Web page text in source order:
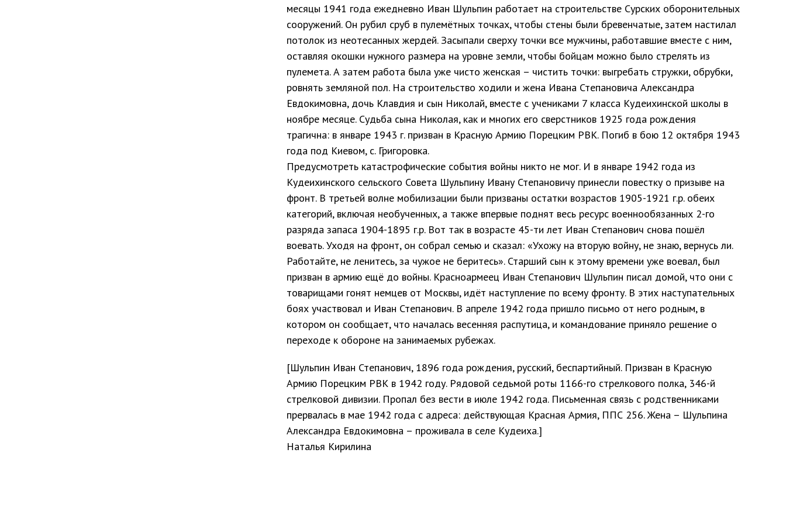
месяцы 1941 года ежедневно Иван Шульпин работает на строительстве Сурских оборонительных
сооружений. Он рубил сруб в пулемётных точках, чтобы стены были бревенчатые, затем настилал
потолок из неотесанных жердей. Засыпали сверху точки все мужчины, работавшие вместе с ним,
оставляя окошки нужного размера на уровне земли, чтобы бойцам можно было стрелять из
пулемета. А затем работа была уже чисто женская – чистить точки: выгребать стружки, обрубки,
ровнять земляной пол. На строительство ходили и жена Ивана Степановича Александра
Евдокимовна, дочь Клавдия и сын Николай, вместе с учениками 7 класса Кудеихинской школы в
ноябре месяце. Судьба сына Николая, как и многих его сверстников 1925 года рождения
трагична: в январе 1943 г. призван в Красную Армию Порецким РВК. Погиб в бою 12 октября 1943
года под Киевом, с. Григоровка.
Предусмотреть катастрофические события войны никто не мог. И в январе 1942 года из
Кудеихинского сельского Совета Шульпину Ивану Степановичу принесли повестку о призыве на
фронт. В третьей волне мобилизации были призваны остатки возрастов 1905-1921 г.р. обеих
категорий, включая необученных, а также впервые поднят весь ресурс военнообязанных 2-го
разряда запаса 1904-1895 г.р. Вот так в возрасте 45-ти лет Иван Степанович снова пошёл
воевать. Уходя на фронт, он собрал семью и сказал: «Ухожу на вторую войну, не знаю, вернусь ли.
Работайте, не ленитесь, за чужое не беритесь». Старший сын к этому времени уже воевал, был
призван в армию ещё до войны. Красноармеец Иван Степанович Шульпин писал домой, что они с
товарищами гонят немцев от Москвы, идёт наступление по всему фронту. В этих наступательных
боях участвовал и Иван Степанович. В апреле 1942 года пришло письмо от него родным, в
котором он сообщает, что началась весенняя распутица, и командование приняло решение о
переходе к обороне на занимаемых рубежах.
[Шульпин Иван Степанович, 1896 года рождения, русский, беспартийный. Призван в Красную
Армию Порецким РВК в 1942 году. Рядовой седьмой роты 1166-го стрелкового полка, 346-й
стрелковой дивизии. Пропал без вести в июле 1942 года. Письменная связь с родственниками
прервалась в мае 1942 года с адреса: действующая Красная Армия, ППС 256. Жена – Шульпина
Александра Евдокимовна – проживала в селе Кудеиха.]
Наталья Кирилина